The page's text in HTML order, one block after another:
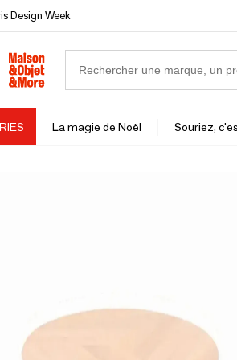
Design Week
La magie de Noël Souriez,